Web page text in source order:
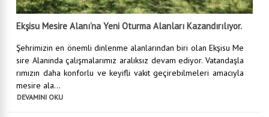
Ekşisu Mesire Alanı’na Yeni Oturma Alanları Kazandırılıyor.
Şehrimizin en önemli dinlenme alanlarından biri olan Ekşisu Me
sire Alanında çalışmalarımız aralıksız devam ediyor. Vatandaşla
rımızın daha konforlu ve keyifli vakit geçirebilmeleri amacıyla
mesire ala...
DEVAMINI OKU